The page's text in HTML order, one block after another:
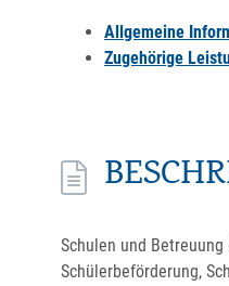
Allgemeine
Zugehörige
Schulen und
Schülerbeförderung,